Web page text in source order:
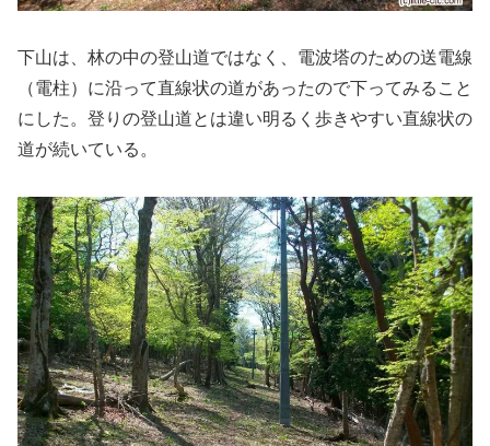
下山は、林の中の登山道ではなく、電波塔のための送電線
（電柱）に沿って直線状の道があったので下ってみること
にした。登りの登山道とは違い明るく歩きやすい直線状の
道が続いている。